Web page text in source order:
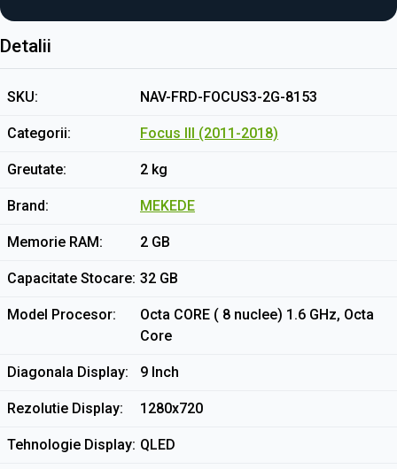
Detalii
SKU NAV-FRD-FOCUS3-2G-8153
Categorii Focus III (2011-2018)
Greutate 2 kg
Brand MEKEDE
Memorie RAM 2 GB
Capacitate Stocare 32 GB
Model Procesor
Octa CORE ( 8 nuclee) 1.6 GHz, Octa
Core
Diagonala Display 9 Inch
Rezolutie Display 1280x720
Tehnologie Display QLED